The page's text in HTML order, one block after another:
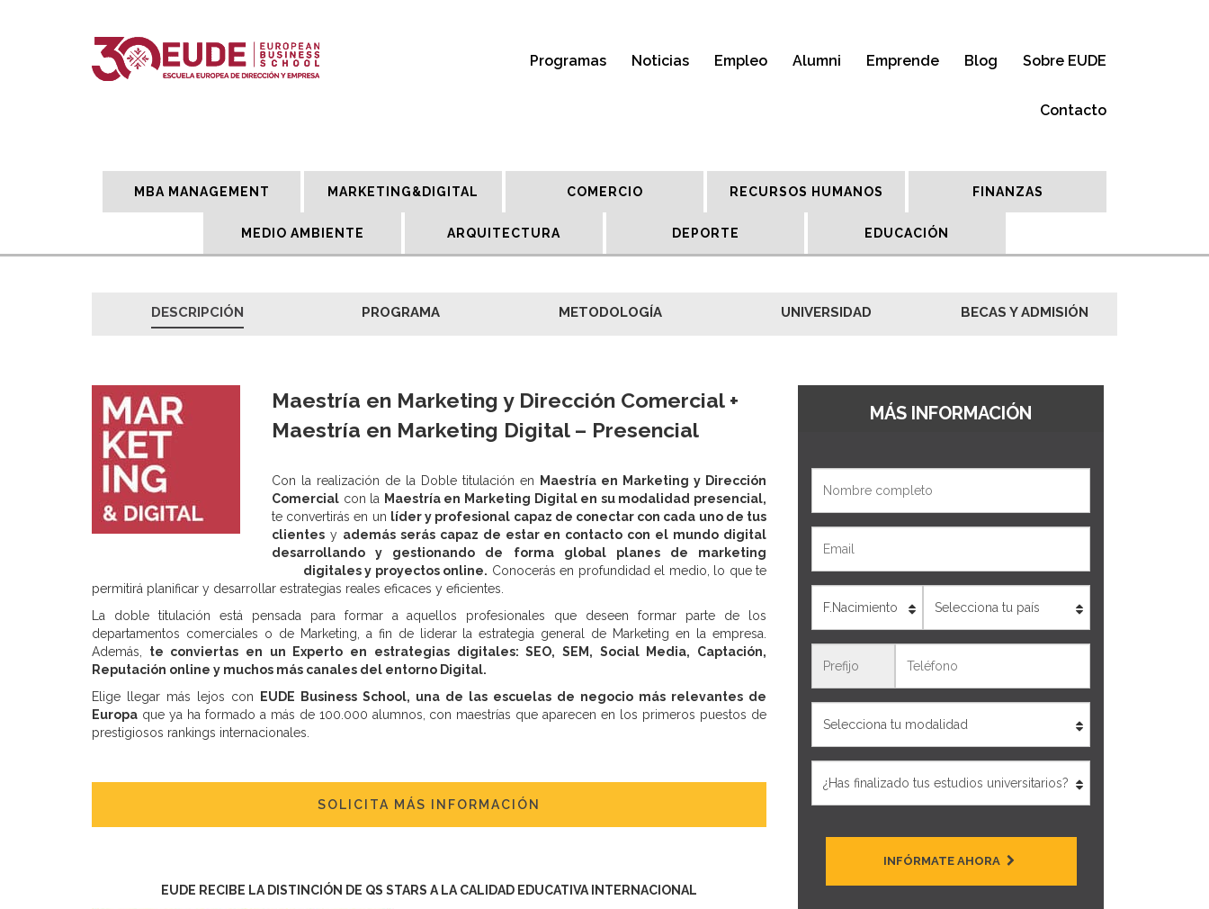
Programas Noticias Empleo Alumni Emprende Blog Sobre EUDE
Contacto
MBA MANAGEMENT MARKETING&DIGITAL COMERCIO RECURSOS HUMANOS FINANZAS
MEDIO AMBIENTE ARQUITECTURA DEPORTE EDUCACIÓN
DESCRIPCIÓN PROGRAMA METODOLOGÍA UNIVERSIDAD BECAS Y ADMISIÓN
Maestría en Marketing y Dirección Comercial +
Maestría en Marketing Digital – Presencial
Con la realización de la Doble titulación en
Maestría en Marketing y Dirección
Comercial con la Maestría en Marketing Digital en su modalidad presencial,
te convertirás en un líder y profesional capaz de conectar con cada uno de tus
clientes y además serás capaz de estar en contacto con el mundo digital
desarrollando y gestionando de forma global planes de marketing
digitales y proyectos online. Conocerás en profundidad el medio, lo que te
permitirá planificar y desarrollar estrategias reales eficaces y eficientes.
La doble titulación está pensada para formar a aquellos profesionales que deseen formar parte de los
departamentos comerciales o de Marketing, a fin de liderar la estrategia general de Marketing en la empresa.
Además,
te conviertas en un Experto en estrategias digitales: SEO, SEM, Social Media, Captación,
Reputación online y muchos más canales del entorno Digital.
Elige llegar más lejos con
EUDE Business School, una de las escuelas de negocio más relevantes de
Europa que ya ha formado a más de 100.000 alumnos, con maestrías que aparecen en los primeros puestos de
prestigiosos rankings internacionales.
SOLICITA MÁS INFORMACIÓN
EUDE RECIBE LA DISTINCIÓN DE QS STARS A LA CALIDAD EDUCATIVA INTERNACIONAL
MÁS INFORMACIÓN
INFÓRMATE AHORA